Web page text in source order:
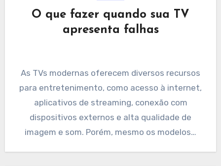
O que fazer quando sua TV
apresenta falhas
As TVs modernas oferecem diversos recursos
para entretenimento, como acesso à internet,
aplicativos de streaming, conexão com
dispositivos externos e alta qualidade de
imagem e som. Porém, mesmo os modelos…